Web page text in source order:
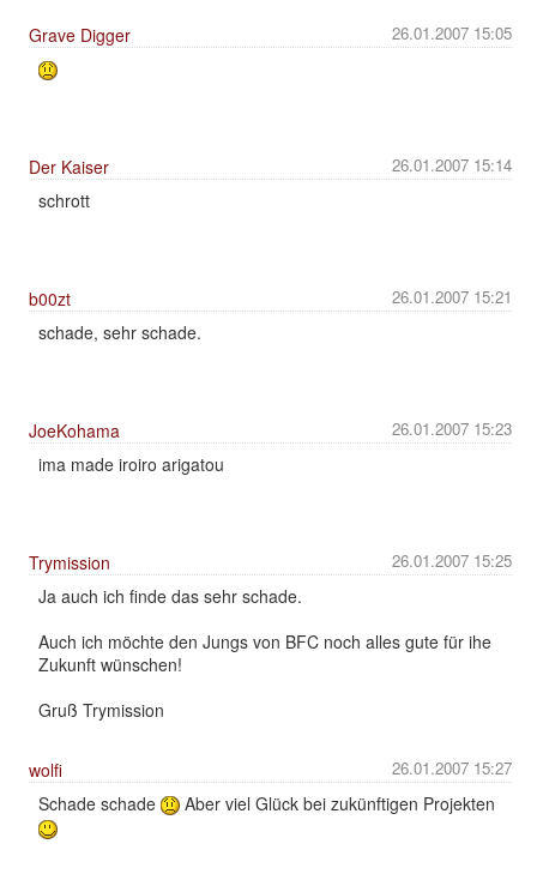
26.01.2007 15:05
Grave Digger
26.01.2007 15:14
Der Kaiser
schrott
26.01.2007 15:21
b00zt
schade, sehr schade.
26.01.2007 15:23
JoeKohama
ima made iroiro arigatou
26.01.2007 15:25
Trymission
Ja auch ich finde das sehr schade.
Auch ich möchte den Jungs von BFC noch alles gute für ihe
Zukunft wünschen!
Gruß Trymission
26.01.2007 15:27
wolfi
Schade schade
Aber viel Glück bei zukünftigen Projekten